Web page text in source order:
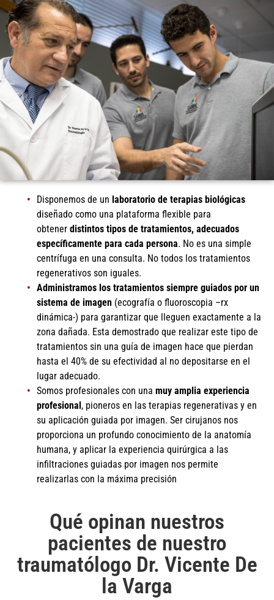
Disponemos de un laboratorio de terapias biológicas
diseñado como una plataforma flexible para
obtener distintos tipos de tratamientos, adecuados
específicamente para cada persona. No es una simple
centrífuga en una consulta. No todos los tratamientos
regenerativos son iguales.
Administramos los tratamientos siempre guiados por un
sistema de imagen (ecografía o fluoroscopia –rx
dinámica-) para garantizar que lleguen exactamente a la
zona dañada. Esta demostrado que realizar este tipo de
tratamientos sin una guía de imagen hace que pierdan
hasta el 40% de su efectividad al no depositarse en el
lugar adecuado.
Somos profesionales con una muy amplia experiencia
profesional , pioneros en las terapias regenerativas y en
su aplicación guiada por imagen. Ser cirujanos nos
proporciona un profundo conocimiento de la anatomía
humana, y aplicar la experiencia quirúrgica a las
infiltraciones guiadas por imagen nos permite
realizarlas con la máxima precisión
Qué opinan nuestros
pacientes de nuestro
traumatólogo Dr. Vicente De
la Varga